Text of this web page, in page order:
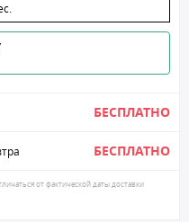
БЕСПЛАТНО
БЕСПЛАТНО
от фактической даты доставки